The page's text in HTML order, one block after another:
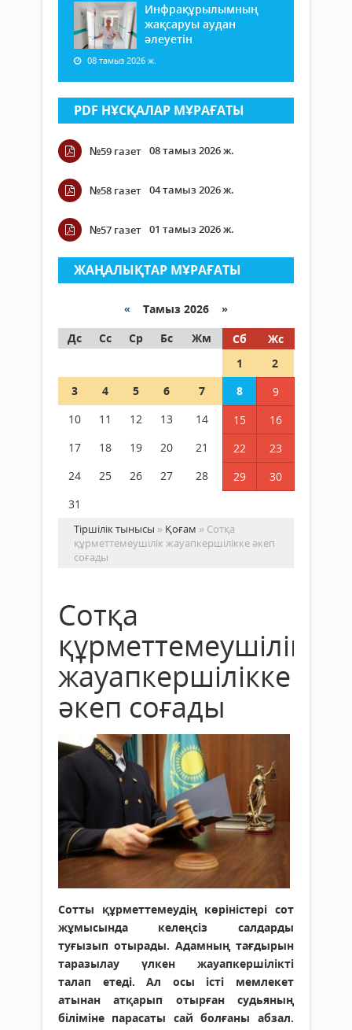
Инфрақұрылымның
жақсаруы аудан
әлеуетін
08 тамыз 2026 ж.
PDF НҰСҚАЛАР МҰРАҒАТЫ
№59 газет 08 тамыз 2026 ж.
№58 газет 04 тамыз 2026 ж.
№57 газет 01 тамыз 2026 ж.
ЖАҢАЛЫҚТАР МҰРАҒАТЫ
« Тамыз 2026 »
Дс
Сс Ср Бс Жм Сб
Жс
1
2
3
4 5 6 7 8
9
10
11 12 13 14 15
16
17
18 19 20 21 22
23
24
25 26 27 28 29
30
31
Тіршілік тынысы » Қоғам » Сотқа
құрметтемеушілік жауапкершілікке әкеп
соғады
Сотқа
құрметтемеушілік
жауапкершілікке
әкеп соғады
Сотты құрметтемеудің көріністері сот
жұмысында келеңсіз салдарды
туғызып отырады. Адамның тағдырын
таразылау үлкен жауапкершілікті
талап етеді. Ал осы істі мемлекет
атынан атқарып отырған судьяның
біліміне парасаты сай болғаны абзал.